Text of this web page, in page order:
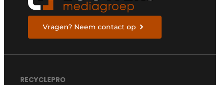
Vragen? Neem contact op
RECYCLEPRO